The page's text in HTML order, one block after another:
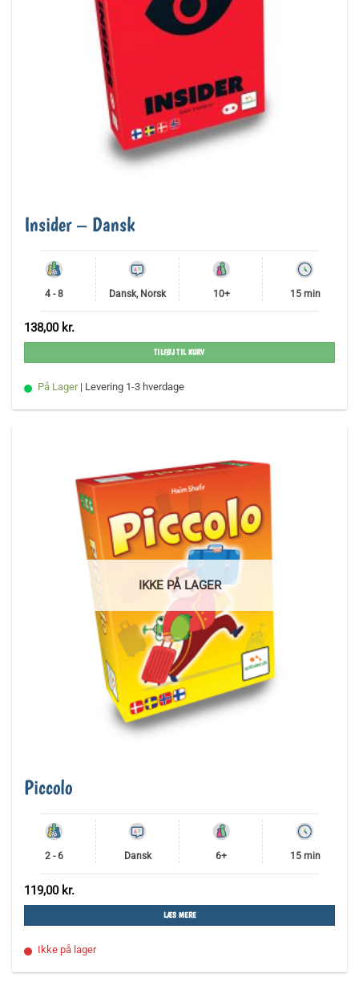
Insider – Dansk
4 - 8 Dansk, Norsk 10+ 15 min
138,00 kr.
TILFØJ TIL KURV
På Lager | Levering 1-3 hverdage
IKKE PÅ LAGER
Piccolo
2 - 6 Dansk 6+ 15 min
119,00 kr.
LÆS MERE
Ikke på lager